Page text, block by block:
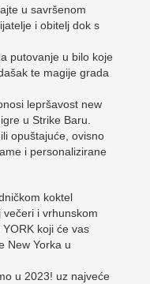
u savršenom
i obitelj dok s
putovanje u bilo koje
te magije grada
lepršavost new
u Strike Baru.
opuštajuće, ovisno
i personalizirane
koktel
i vrhunskom
koji će vas
New Yorka u
u 2023! uz najveće